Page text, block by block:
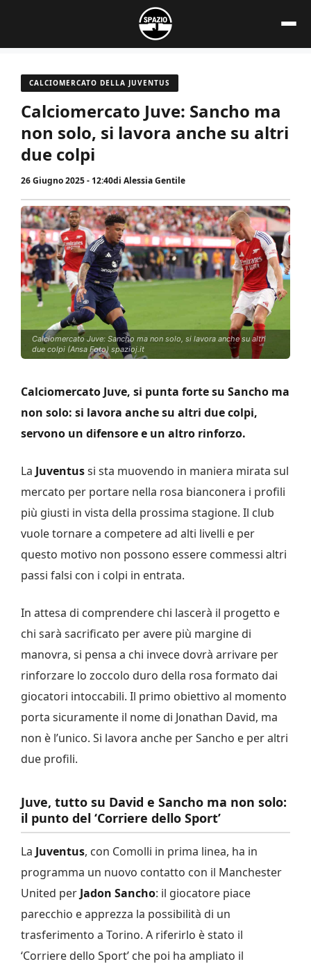
contenuto
CALCIOMERCATO DELLA JUVENTUS
Calciomercato Juve: Sancho ma
non solo, si lavora anche su altri
due colpi
26 Giugno 2025 - 12:40di Alessia Gentile
Calciomercato Juve: Sancho ma non solo, si lavora anche su altri
due colpi (Ansa Foto) spazioj.it
Calciomercato Juve, si punta forte su Sancho ma
non solo: si lavora anche su altri due colpi,
servono un difensore e un altro rinforzo.
La Juventussi sta muovendo in maniera mirata sul
mercato per portare nella rosa bianconera i profili
più giusti in vista della prossima stagione. Il club
vuole tornare a competere ad alti livelli e per
questo motivo non possono essere commessi altri
passi falsi con i colpi in entrata.
In attesa di comprendere chi lascerà il progetto e
chi sarà sacrificato per avere più margine di
manovra, si pensa a chi invece dovrà arrivare per
rinforzare lo zoccolo duro della rosa formato dai
giocatori intoccabili. Il primo obiettivo al momento
porta sicuramente il nome di Jonathan David, ma
non è l’unico. Si lavora anche per Sancho e per altri
due profili.
Juve, tutto su David e Sancho ma non solo:
il punto del ‘Corriere dello Sport’
La Juventus, con Comolli in prima linea, ha in
programma un nuovo contatto con il Manchester
United per Jadon Sancho: il giocatore piace
parecchio e apprezza la possibilità di un
trasferimento a Torino. A riferirlo è stato il
‘Corriere dello Sport’ che poi ha ampliato il